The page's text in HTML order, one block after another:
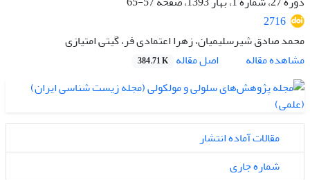
2716
محمد صادق شیرسلیمیان، زهرا اعتمادی فر، گیتی امتیازی
مشاهده مقاله
اصل مقاله 384.71 K
مقالات آماده انتشار
شماره جاری